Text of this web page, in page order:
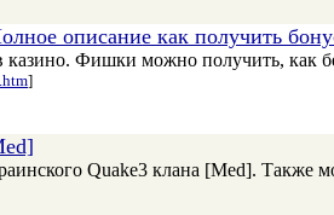
описание как получить
казино. Фишки можно получить, как
]
Quake3 клана [Med]. Также